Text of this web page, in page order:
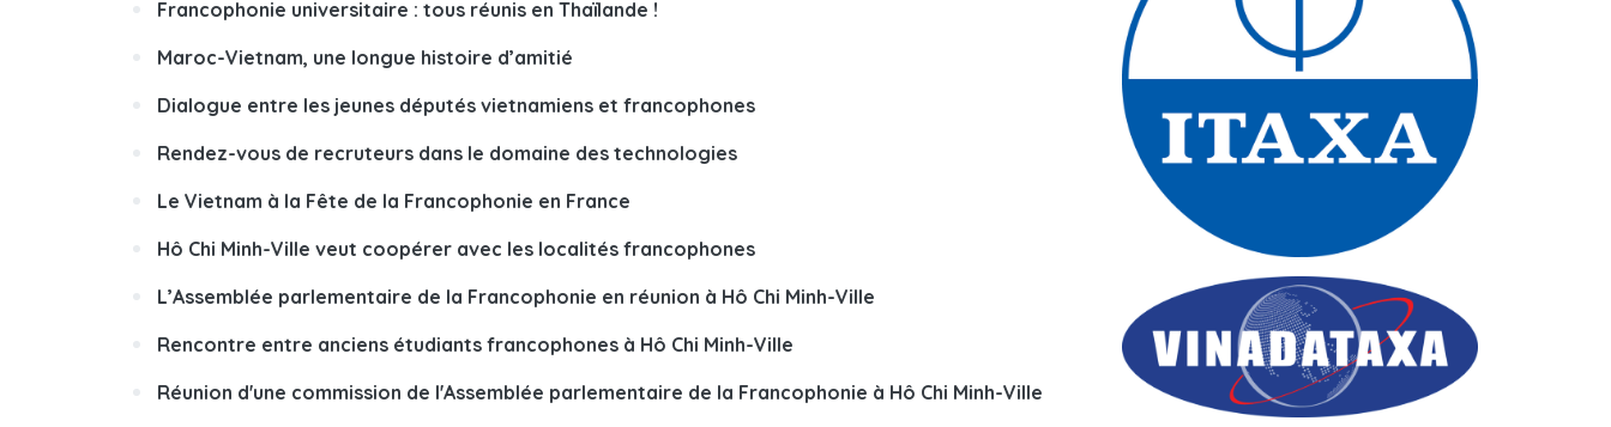
Francophonie universitaire : tous réunis en Thaïlande !
Maroc-Vietnam, une longue histoire d’amitié
Dialogue entre les jeunes députés vietnamiens et francophones
Rendez-vous de recruteurs dans le domaine des technologies
Le Vietnam à la Fête de la Francophonie en France
Hô Chi Minh-Ville veut coopérer avec les localités francophones
L’Assemblée parlementaire de la Francophonie en réunion à Hô Chi Minh-Ville
Rencontre entre anciens étudiants francophones à Hô Chi Minh-Ville
Réunion d'une commission de l'Assemblée parlementaire de la Francophonie à Hô Chi Minh-Ville